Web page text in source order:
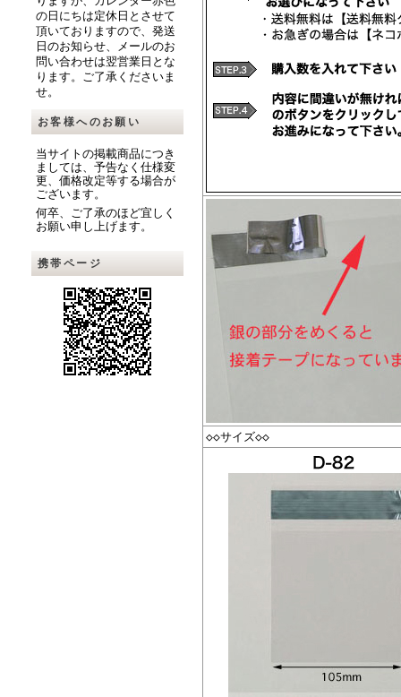
の日にちは定休日とさせて
頂いておりますので、発送
日のお知らせ、メールのお
問い合わせは翌営業日とな
ります。ご了承くださいま
せ。
お客様へのお願い
当サイトの掲載商品につき
ましては、予告なく仕様変
更、価格改定等する場合が
ございます。
何卒、ご了承のほど宜しく
お願い申し上げます。
携帯ページ
◇◇サイズ◇◇